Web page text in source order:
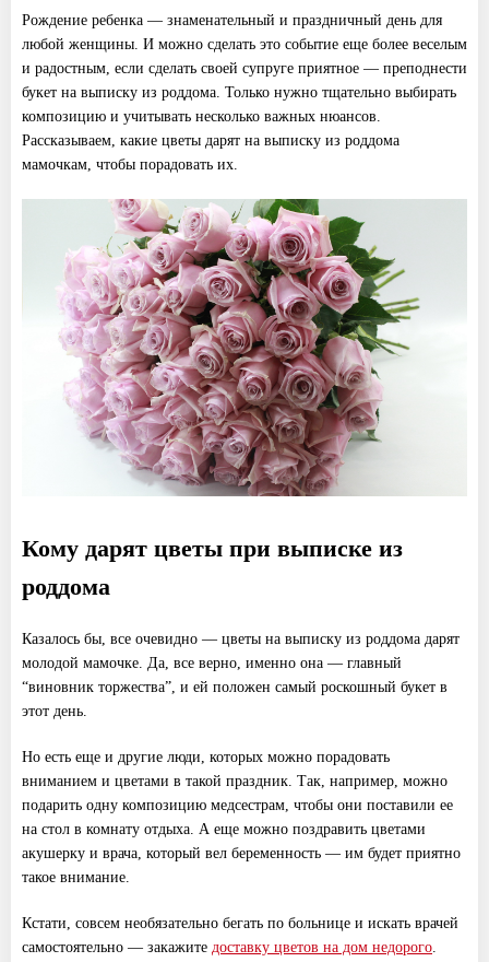
Рождение ребенка — знаменательный и праздничный день для
любой женщины. И можно сделать это событие еще более веселым
и радостным, если сделать своей супруге приятное — преподнести
букет на выписку из роддома. Только нужно тщательно выбирать
композицию и учитывать несколько важных нюансов.
Рассказываем, какие цветы дарят на выписку из роддома
мамочкам, чтобы порадовать их.
Кому дарят цветы при выписке из
роддома
Казалось бы, все очевидно — цветы на выписку из роддома дарят
молодой мамочке. Да, все верно, именно она — главный
“виновник торжества”, и ей положен самый роскошный букет в
этот день.
Но есть еще и другие люди, которых можно порадовать
вниманием и цветами в такой праздник. Так, например, можно
подарить одну композицию медсестрам, чтобы они поставили ее
на стол в комнату отдыха. А еще можно поздравить цветами
акушерку и врача, который вел беременность — им будет приятно
такое внимание.
Кстати, совсем необязательно бегать по больнице и искать врачей
самостоятельно — закажите доставку цветов на дом недорого.